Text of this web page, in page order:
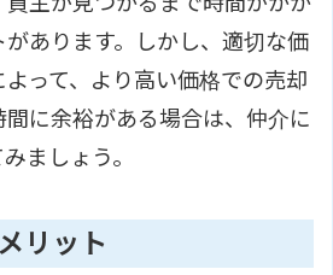
あります。しかし、適切な価
って、より高い価格での売却
に余裕がある場合は、仲介に
ましょう。
リット